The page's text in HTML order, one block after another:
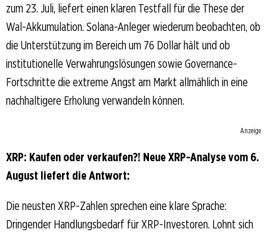
zum 23. Juli, liefert einen klaren Testfall für die These der
Wal-Akkumulation. Solana-Anleger wiederum beobachten, ob
die Unterstützung im Bereich um 76 Dollar hält und ob
institutionelle Verwahrungslösungen sowie Governance-
Fortschritte die extreme Angst am Markt allmählich in eine
nachhaltigere Erholung verwandeln können.
Anzeige
XRP: Kaufen oder verkaufen?! Neue XRP-Analyse vom 6.
August liefert die Antwort:
Die neusten XRP-Zahlen sprechen eine klare Sprache:
Dringender Handlungsbedarf für XRP-Investoren. Lohnt sich